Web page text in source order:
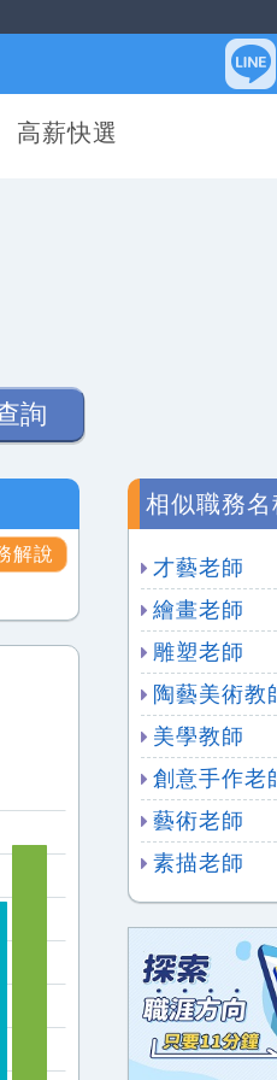
高薪快選
詢
解說
相似職務
才藝老師
繪畫老師
雕塑老師
陶藝美術教
美學教師
創意手作老
藝術老師
素描老師